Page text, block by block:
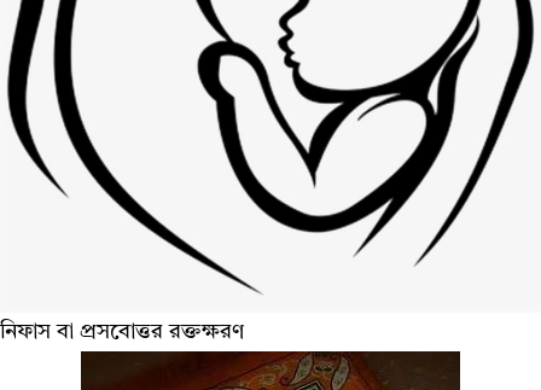
নিফাস বা প্রসবোত্তর রক্তক্ষরণ